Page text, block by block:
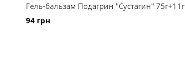
Гель-бальзам Подагрин "Сустагин" 75г+11г
94 грн